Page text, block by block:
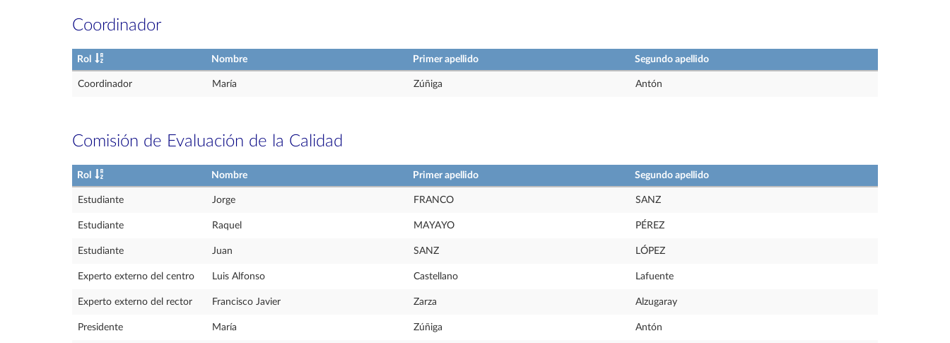
Coordinador
Rol Nombre Primer apellido Segundo apellido
Coordinador María Zúñiga Antón
Comisión de Evaluación de la Calidad
Rol Nombre Primer apellido Segundo apellido
Estudiante Jorge FRANCO SANZ
Estudiante Raquel MAYAYO PÉREZ
Estudiante Juan SANZ LÓPEZ
Experto externo del centro Luis Alfonso Castellano Lafuente
Experto externo del rector Francisco Javier Zarza Alzugaray
Presidente María Zúñiga Antón